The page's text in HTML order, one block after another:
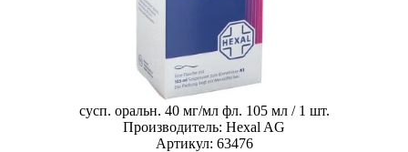
сусп. оральн. 40 мг/мл фл. 105 мл / 1 шт.
Производитель: Hexal AG
Артикул: 63476